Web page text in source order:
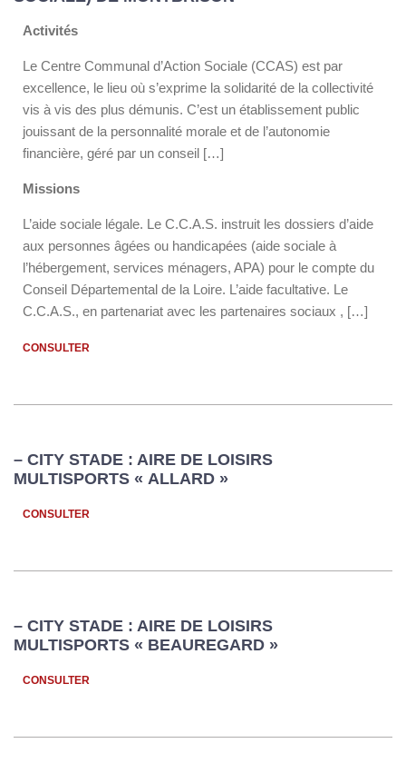
Activités
Le Centre Communal d’Action Sociale (CCAS) est par
excellence, le lieu où s’exprime la solidarité de la collectivité
vis à vis des plus démunis. C’est un établissement public
jouissant de la personnalité morale et de l’autonomie
financière, géré par un conseil […]
Missions
L’aide sociale légale. Le C.C.A.S. instruit les dossiers d’aide
aux personnes âgées ou handicapées (aide sociale à
l’hébergement, services ménagers, APA) pour le compte du
Conseil Départemental de la Loire. L’aide facultative. Le
C.C.A.S., en partenariat avec les partenaires sociaux , […]
CONSULTER
– CITY STADE : AIRE DE LOISIRS
MULTISPORTS « ALLARD »
CONSULTER
– CITY STADE : AIRE DE LOISIRS
MULTISPORTS « BEAUREGARD »
CONSULTER